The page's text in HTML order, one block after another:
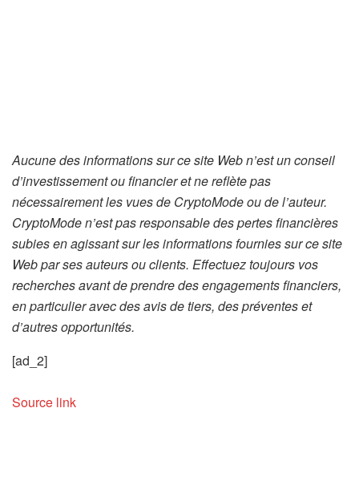
Aucune des informations sur ce site Web n’est un conseil
d’investissement ou financier et ne reflète pas
nécessairement les vues de CryptoMode ou de l’auteur.
CryptoMode n’est pas responsable des pertes financières
subies en agissant sur les informations fournies sur ce site
Web par ses auteurs ou clients. Effectuez toujours vos
recherches avant de prendre des engagements financiers,
en particulier avec des avis de tiers, des préventes et
d’autres opportunités.
[ad_2]
Source link